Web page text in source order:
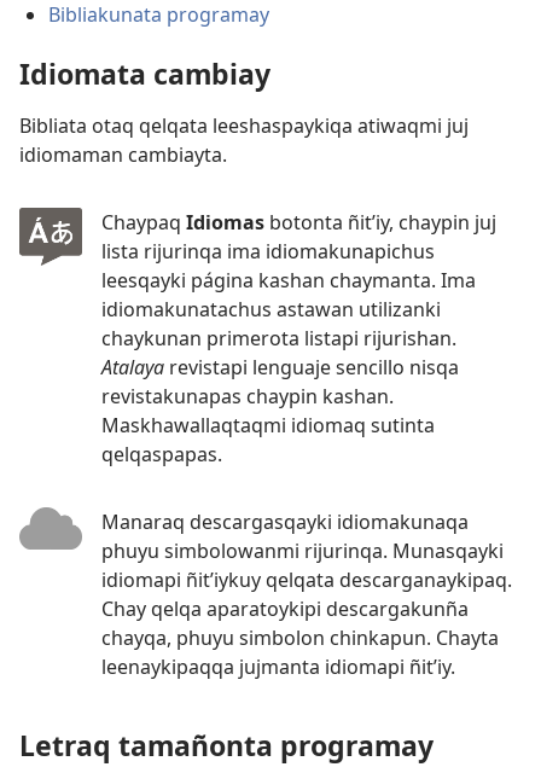
Bibliakunata programay
Idiomata cambiay
Bibliata otaq qelqata leeshaspaykiqa atiwaqmi juj
idiomaman cambiayta.
Chaypaq Idiomas botonta ñit’iy, chaypin juj
lista rijurinqa ima idiomakunapichus
leesqayki página kashan chaymanta. Ima
idiomakunatachus astawan utilizanki
chaykunan primerota listapi rijurishan.
Atalaya revistapi lenguaje sencillo nisqa
revistakunapas chaypin kashan.
Maskhawallaqtaqmi idiomaq sutinta
qelqaspapas.
Manaraq descargasqayki idiomakunaqa
phuyu simbolowanmi rijurinqa. Munasqayki
idiomapi ñit’iykuy qelqata descarganaykipaq.
Chay qelqa aparatoykipi descargakunña
chayqa, phuyu simbolon chinkapun. Chayta
leenaykipaqqa jujmanta idiomapi ñit’iy.
Letraq tamañonta programay